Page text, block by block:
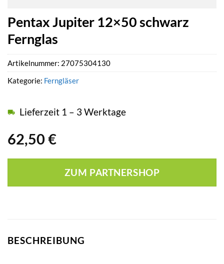
Pentax Jupiter 12×50 schwarz
Fernglas
62,50 €
Lieferzeit 1 – 3 Werktage
ZUM PARTNERSHOP
Artikelnummer: 27075304130
Kategorie: Ferngläser
BESCHREIBUNG